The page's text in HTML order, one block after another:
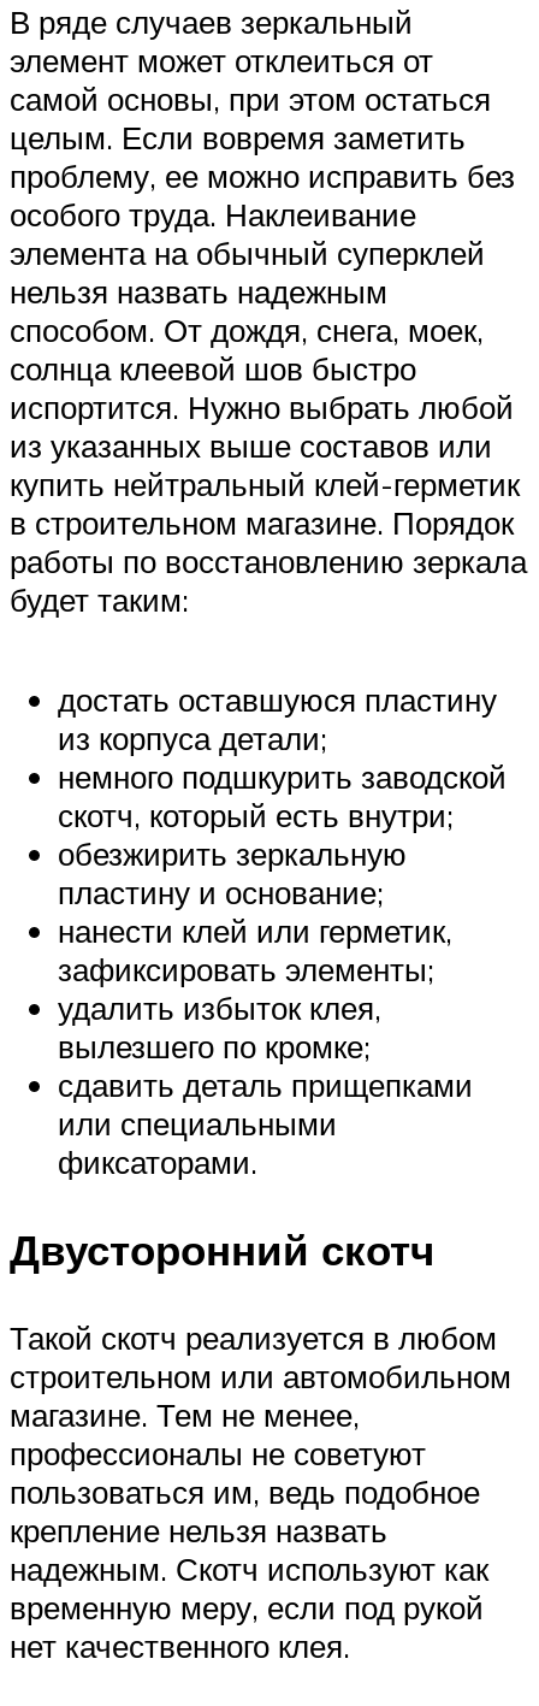
В ряде случаев зеркальный
элемент может отклеиться от
самой основы, при этом остаться
целым. Если вовремя заметить
проблему, ее можно исправить без
особого труда. Наклеивание
элемента на обычный суперклей
нельзя назвать надежным
способом. От дождя, снега, моек,
солнца клеевой шов быстро
испортится. Нужно выбрать любой
из указанных выше составов или
купить нейтральный клей-герметик
в строительном магазине. Порядок
работы по восстановлению зеркала
будет таким:
достать оставшуюся пластину
из корпуса детали;
немного подшкурить заводской
скотч, который есть внутри;
обезжирить зеркальную
пластину и основание;
нанести клей или герметик,
зафиксировать элементы;
удалить избыток клея,
вылезшего по кромке;
сдавить деталь прищепками
или специальными
фиксаторами.
Двусторонний скотч
Такой скотч реализуется в любом
строительном или автомобильном
магазине. Тем не менее,
профессионалы не советуют
пользоваться им, ведь подобное
крепление нельзя назвать
надежным. Скотч используют как
временную меру, если под рукой
нет качественного клея.